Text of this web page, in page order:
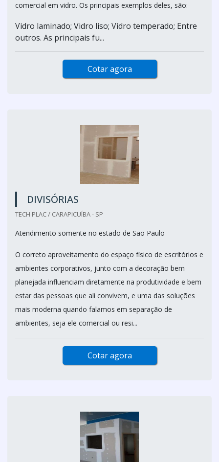
comercial em vidro. Os principais exemplos deles, são:
Vidro laminado; Vidro liso; Vidro temperado; Entre
outros. As principais fu...
Cotar agora
DIVISÓRIAS
TECH PLAC / CARAPICUÍBA - SP
Atendimento somente no estado de São Paulo
O correto aproveitamento do espaço físico de escritórios e
ambientes corporativos, junto com a decoração bem
planejada influenciam diretamente na produtividade e bem
estar das pessoas que ali convivem, e uma das soluções
mais moderna quando falamos em separação de
ambientes, seja ele comercial ou resi...
Cotar agora